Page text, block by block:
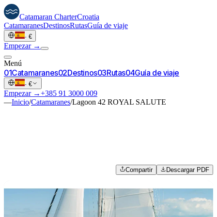
Catamaran CharterCroatia
CatamaranesDestinosRutasGuía de viaje
· €
Empezar →
Menú
01Catamaranes02Destinos03Rutas04Guía de viaje
· €
Empezar →+385 91 3000 009
—Inicio/Catamaranes/Lagoon 42 ROYAL SALUTE
Compartir Descargar PDF